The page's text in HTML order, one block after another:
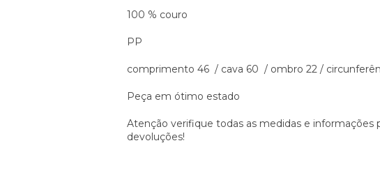
100 % couro
PP
comprimento 46 / cava 60 / ombro 22 /
Peça em ótimo estado
Atenção verifique todas as medidas e informações
devoluções!